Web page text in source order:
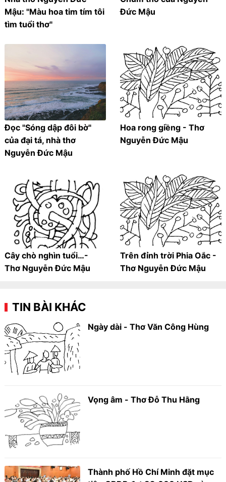
Mậu: "Màu hoa tim tím tôi
tìm tuổi thơ"
Đức Mậu
Đọc "Sóng dập đôi bờ"
của đại tá, nhà thơ
Nguyễn Đức Mậu
Hoa rong giềng - Thơ
Nguyễn Đức Mậu
Cây chò nghìn tuổi…-
Thơ Nguyễn Đức Mậu
Trên đỉnh trời Phia Oắc -
Thơ Nguyễn Đức Mậu
TIN BÀI KHÁC
Ngày dài - Thơ Văn Công Hùng
Vọng âm - Thơ Đỗ Thu Hằng
Thành phố Hồ Chí Minh đặt mục